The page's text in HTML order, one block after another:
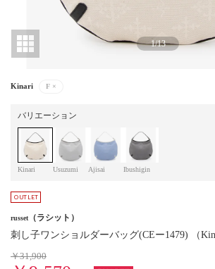
1/13
Kinari F ×
バリエーション
Kinari Usuzumi Ajisai Ibushigin
russet （ラシット）
刺し子ワンショルダーバッグ(CEー1479) （
￥31,900